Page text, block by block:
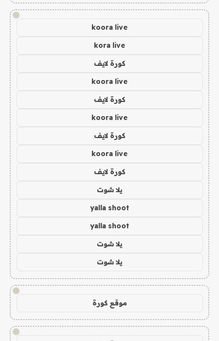
!
koora live
kora live
كورة لايف
koora live
كورة لايف
koora live
كورة لايف
koora live
كورة لايف
يلا شوت
yalla shoot
yalla shoot
يلا شوت
يلا شوت
!
موقع كورة
!